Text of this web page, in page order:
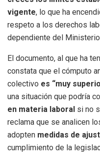
vigente, lo que ha
respeto a los derechos
dependiente del
El documento, al que ha
constata que el cómputo
colectivo es “muy
una situación que podría
en materia laboral si no
reclama que se analicen
adopten medidas de
cumplimiento de la